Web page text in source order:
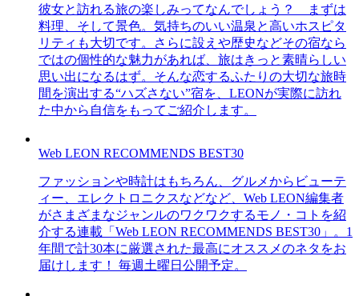
彼女と訪れる旅の楽しみってなんでしょう？ まずは
料理、そして景色。気持ちのいい温泉と高いホスピタ
リティも大切です。さらに設えや歴史などその宿なら
ではの個性的な魅力があれば、旅はきっと素晴らしい
思い出になるはず。そんな恋するふたりの大切な旅時
間を演出する“ハズさない”宿を、LEONが実際に訪れ
た中から自信をもってご紹介します。
Web LEON RECOMMENDS BEST30
ファッションや時計はもちろん、グルメからビューテ
ィー、エレクトロニクスなどなど、Web LEON編集者
がさまざまなジャンルのワクワクするモノ・コトを紹
介する連載「Web LEON RECOMMENDS BEST30」。1
年間で計30本に厳選された最高にオススメのネタをお
届けします！ 毎週土曜日公開予定。